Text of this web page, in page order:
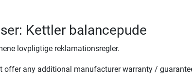
Kettler balancepude
lovpligtige reklamationsregler.
offer any additional manufacturer warranty /